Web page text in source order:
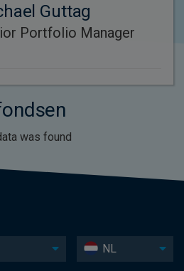
Guttag
Portfolio Manager
was found
NL